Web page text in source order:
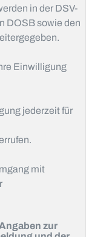
in der DSV-
DOSB sowie den
Einwilligung
jederzeit für
mit
zur